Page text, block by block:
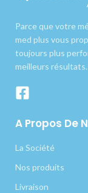
Parce que votre
med plus vous
toujours plus
meilleurs résultats.
A Propos De
La Société
Nos produits
Livraison